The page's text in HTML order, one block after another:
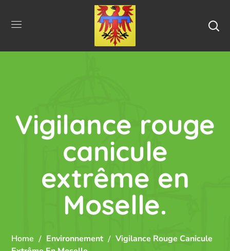
Vigilance rouge
canicule
extrême en
Moselle.
Home Environnement
Vigilance Rouge Canicule